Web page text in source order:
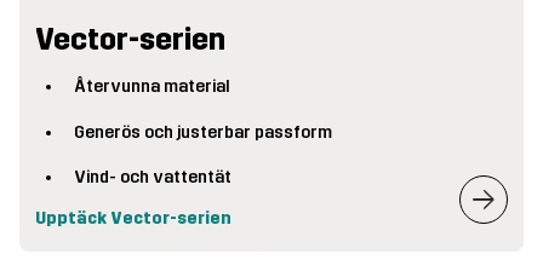
Vector-serien
Återvunna material
Generös och justerbar passform
Vind- och vattentät
Upptäck Vector-serien